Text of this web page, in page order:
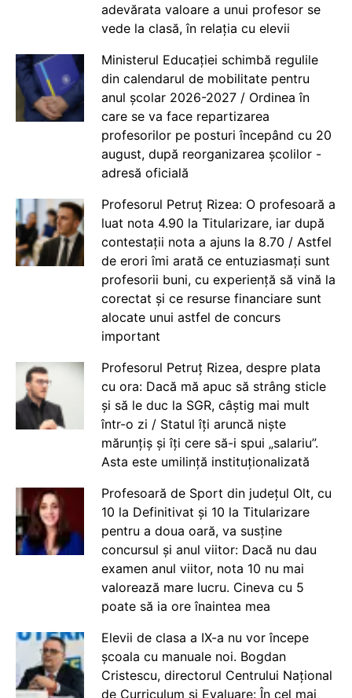
adevărata valoare a unui profesor se
vede la clasă, în relația cu elevii
Ministerul Educației schimbă regulile
din calendarul de mobilitate pentru
anul școlar 2026-2027 / Ordinea în
care se va face repartizarea
profesorilor pe posturi începând cu 20
august, după reorganizarea școlilor -
adresă oficială
Profesorul Petruț Rizea: O profesoară a
luat nota 4.90 la Titularizare, iar după
contestații nota a ajuns la 8.70 / Astfel
de erori îmi arată ce entuziasmați sunt
profesorii buni, cu experiență să vină la
corectat și ce resurse financiare sunt
alocate unui astfel de concurs
important
Profesorul Petruț Rizea, despre plata
cu ora: Dacă mă apuc să strâng sticle
și să le duc la SGR, câștig mai mult
într-o zi / Statul îți aruncă niște
mărunțiș și îți cere să-i spui „salariu”.
Asta este umilință instituționalizată
Profesoară de Sport din județul Olt, cu
10 la Definitivat și 10 la Titularizare
pentru a doua oară, va susține
concursul și anul viitor: Dacă nu dau
examen anul viitor, nota 10 nu mai
valorează mare lucru. Cineva cu 5
poate să ia ore înaintea mea
Elevii de clasa a IX-a nu vor începe
școala cu manuale noi. Bogdan
Cristescu, directorul Centrului Național
de Curriculum și Evaluare: În cel mai